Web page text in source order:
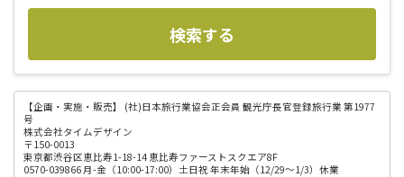
検索する
【企画・実施・販売】
(社)日本旅行業協会正会員 観光庁長官登録旅行業 第1977
号
株式会社タイムデザイン
〒150-0013
東京都渋谷区恵比寿1-18-14 恵比寿ファーストスクエア8F
0570-039866 月-金（10:00-17:00）土日祝 年末年始（12/29～1/3）休業